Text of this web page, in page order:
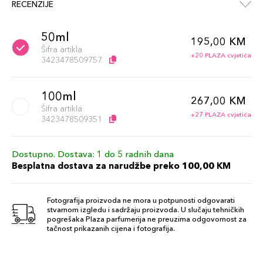
RECENZIJE
50ml
Šifra artikla
3423478509757
195,00 KM
+20 PLAZA cvjetića
100ml
Šifra artikla
3423478509351
267,00 KM
+27 PLAZA cvjetića
Dostupno. Dostava: 1 do 5 radnih dana
Besplatna dostava za narudžbe preko 100,00 KM
Fotografija proizvoda ne mora u potpunosti odgovarati
stvarnom izgledu i sadržaju proizvoda. U slučaju tehničkih
pogrešaka Plaza parfumerija ne preuzima odgovornost za
tačnost prikazanih cijena i fotografija.